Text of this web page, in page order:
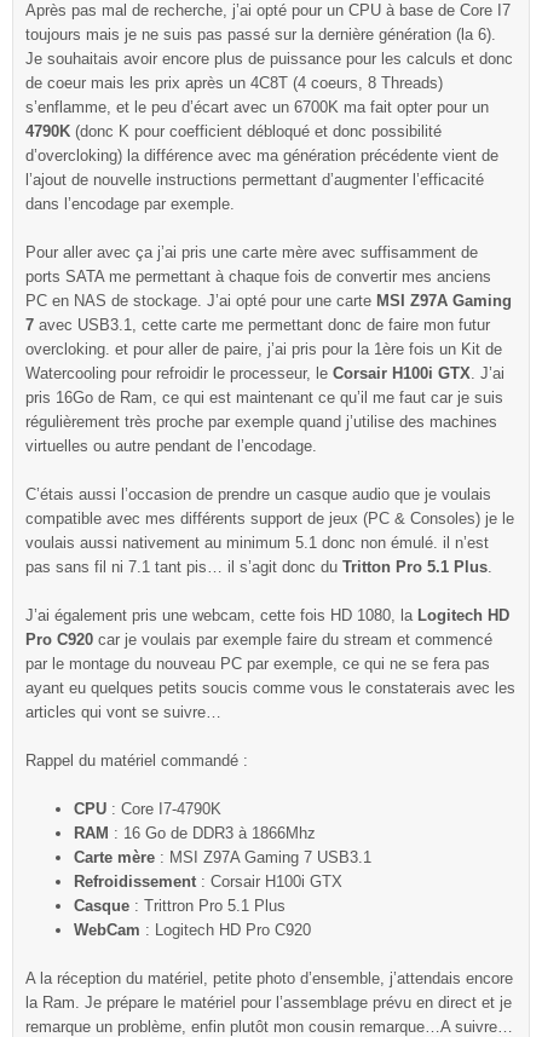
Après pas mal de recherche, j’ai opté pour un CPU à base de Core I7
toujours mais je ne suis pas passé sur la dernière génération (la 6).
Je souhaitais avoir encore plus de puissance pour les calculs et donc
de coeur mais les prix après un 4C8T (4 coeurs, 8 Threads)
s’enflamme, et le peu d’écart avec un 6700K ma fait opter pour un
4790K (donc K pour coefficient débloqué et donc possibilité
d’overcloking) la différence avec ma génération précédente vient de
l’ajout de nouvelle instructions permettant d’augmenter l’efficacité
dans l’encodage par exemple.
Pour aller avec ça j’ai pris une carte mère avec suffisamment de
ports SATA me permettant à chaque fois de convertir mes anciens
PC en NAS de stockage. J’ai opté pour une carte MSI Z97A Gaming
7 avec USB3.1, cette carte me permettant donc de faire mon futur
overcloking. et pour aller de paire, j’ai pris pour la 1ère fois un Kit de
Watercooling pour refroidir le processeur, le Corsair H100i GTX. J’ai
pris 16Go de Ram, ce qui est maintenant ce qu’il me faut car je suis
régulièrement très proche par exemple quand j’utilise des machines
virtuelles ou autre pendant de l’encodage.
C’étais aussi l’occasion de prendre un casque audio que je voulais
compatible avec mes différents support de jeux (PC & Consoles) je le
voulais aussi nativement au minimum 5.1 donc non émulé. il n’est
pas sans fil ni 7.1 tant pis… il s’agit donc du Tritton Pro 5.1 Plus.
J’ai également pris une webcam, cette fois HD 1080, la Logitech HD
Pro C920 car je voulais par exemple faire du stream et commencé
par le montage du nouveau PC par exemple, ce qui ne se fera pas
ayant eu quelques petits soucis comme vous le constaterais avec les
articles qui vont se suivre…
Rappel du matériel commandé :
CPU : Core I7-4790K
RAM : 16 Go de DDR3 à 1866Mhz
Carte mère : MSI Z97A Gaming 7 USB3.1
Refroidissement : Corsair H100i GTX
Casque : Trittron Pro 5.1 Plus
WebCam : Logitech HD Pro C920
A la réception du matériel, petite photo d’ensemble, j’attendais encore
la Ram. Je prépare le matériel pour l’assemblage prévu en direct et je
remarque un problème, enfin plutôt mon cousin remarque…A suivre…